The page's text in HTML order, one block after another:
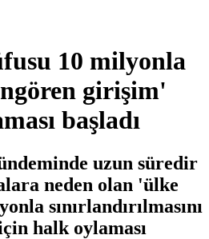
10 milyonla
girişim'
başladı
uzun süredir
neden olan 'ülke
sınırlandırılmasını
halk oylaması